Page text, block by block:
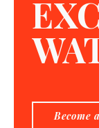
Become